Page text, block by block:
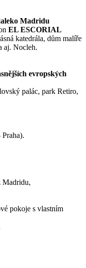
Madridu
EL ESCORIAL
katedrála, dům malíře
aj. Nocleh.
evropských
palác, park Retiro,
Madridu,
pokoje s vlastním